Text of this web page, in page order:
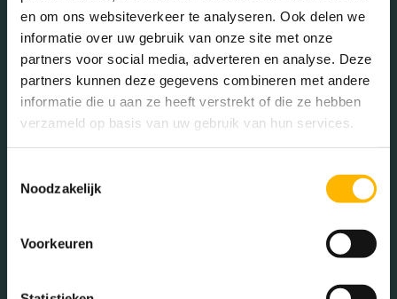
en om ons websiteverkeer te analyseren. Ook delen we
informatie over uw gebruik van onze site met onze
partners voor social media, adverteren en analyse. Deze
partners kunnen deze gegevens combineren met andere
informatie die u aan ze heeft verstrekt of die ze hebben
verzameld op basis van uw gebruik van hun services.
Noodzakelijk
Voorkeuren
Telefoonnummer
*
E-
mailadres
*